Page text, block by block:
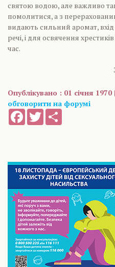
святою водою, але важливо
помолитися, а з
видають сильний аромат,
речі, і для освячення
час.
Опублікувано : 01 січня
обговорити на форумі
FacebookTwitter